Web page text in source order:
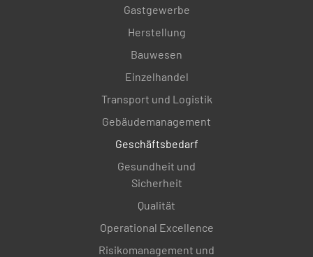
Gastgewerbe
Herstellung
Bauwesen
Einzelhandel
Transport und Logistik
Gebäudemanagement
Geschäftsbedarf
Gesundheit und
Sicherheit
Qualität
Operational Excellence
Risikomanagement und